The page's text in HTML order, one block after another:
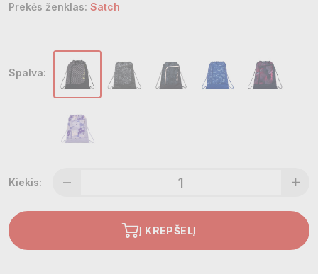
Prekės ženklas: Satch
Spalva:
Kiekis:
Į KREPŠELĮ